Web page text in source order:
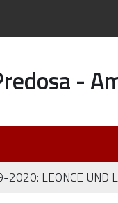
-
2020: LEONCE UND